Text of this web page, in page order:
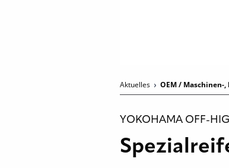
Aktuelles OEM /
YOKOHAMA OFF-